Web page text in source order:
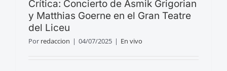
Crítica: Concierto de Asmik Grigorian
y Matthias Goerne en el Gran Teatre
del Liceu
Por redaccion | 04/07/2025 | En vivo